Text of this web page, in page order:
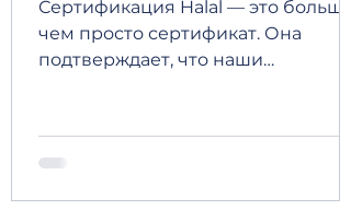
Сертификация Halal — это больше,
чем просто сертификат. Она
подтверждает, что наши
требованиям Halal, а система
менеджмента качества